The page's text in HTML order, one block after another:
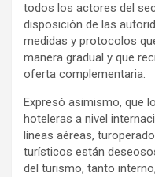
todos los actores del
disposición de las
medidas y protocolos
manera gradual y que
oferta complementaria.
Expresó asimismo, que
hoteleras a nivel
líneas aéreas,
turísticos están
del turismo, tanto